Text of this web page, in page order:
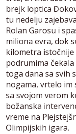
brejk loptica
tu nedelju
Rolan Garosu i
miliona evra, dok
kilometra istočnije
podrumima
toga dana sa svih
nogama, vrtelo im
sa svojom verom
božanska
vreme na
Olimpijskih igara.